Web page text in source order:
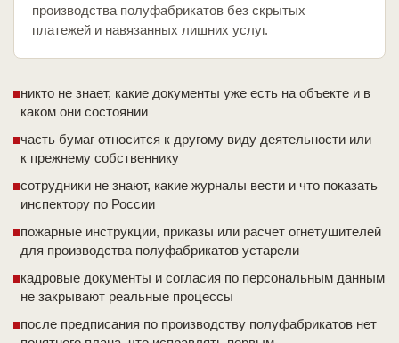
производства полуфабрикатов без скрытых
платежей и навязанных лишних услуг.
никто не знает, какие документы уже есть на объекте и в
каком они состоянии
часть бумаг относится к другому виду деятельности или
к прежнему собственнику
сотрудники не знают, какие журналы вести и что показать
инспектору по России
пожарные инструкции, приказы или расчет огнетушителей
для производства полуфабрикатов устарели
кадровые документы и согласия по персональным данным
не закрывают реальные процессы
после предписания по производству полуфабрикатов нет